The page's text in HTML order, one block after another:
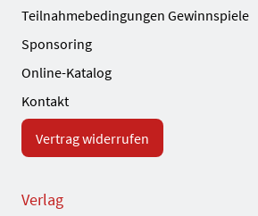
Teilnahmebedingungen Gewinnspiele
Sponsoring
Online-Katalog
Kontakt
Vertrag widerrufen
Verlag